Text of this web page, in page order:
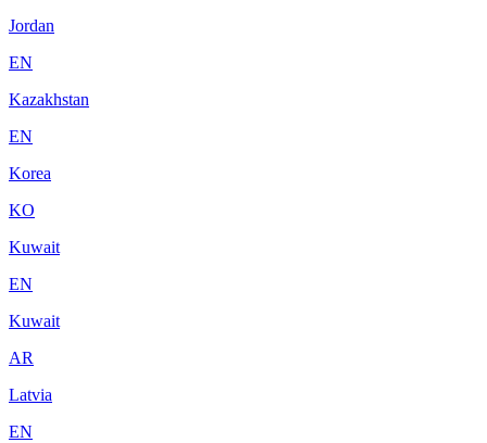
Jordan
EN
Kazakhstan
EN
Korea
KO
Kuwait
EN
Kuwait
AR
Latvia
EN